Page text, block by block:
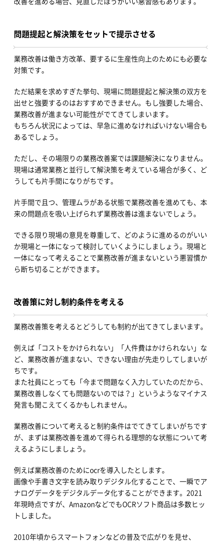
問題提起と解決策をセットで提示させる
業務改善は働き方改革、要するに生産性向上のためにも必要な
対策です。
ただ結果を求めすぎた挙句、現場に問題提起と解決策の双方を
出せと強要するのはおすすめできません。もし強要した場合、
業務改善が進まない可能性がでてきてしまいます。
もちろん状況によっては、早急に進めなければいけない場合も
あるでしょう。
ただし、その場限りの業務改善案では課題解決になりません。
現場は通常業務と並行して解決策を考えている場合が多く、ど
うしても片手間になりがちです。
片手間で且つ、管理ムラがある状態で業務改善を進めても、本
来の問題点を吸い上げられず業務改善は進まないでしょう。
できる限り現場の意見を尊重して、どのように進めるのがいい
か現場と一体になって検討していくようにしましょう。現場と
一体になって考えることで業務改善が進まないという悪習慣か
ら断ち切ることができます。
改善策に対し制約条件を考える
業務改善策を考えるとどうしても制約が出てきてしまいます。
例えば「コストをかけられない」「人件費はかけられない」な
ど、業務改善が進まない、できない理由が先走りしてしまいが
ちです。
また社員にとっても「今まで問題なく入力していたのだから、
業務改善しなくても問題ないのでは？」というようなマイナス
発言も聞こえてくるかもしれません。
業務改善について考えると制約条件はでてきてしまいがちです
が、まずは業務改善を進めて得られる理想的な状態について考
えるようにしましょう。
例えば業務改善のためにocrを導入したとします。
画像や手書き文字を読み取りデジタル化することで、一瞬でア
ナログデータをデジタルデータ化することができます。2021
年現時点ですが、AmazonなどでもOCRソフト商品は多数ヒッ
トしました。
2010年頃からスマートフォンなどの普及で広がりを見せ、